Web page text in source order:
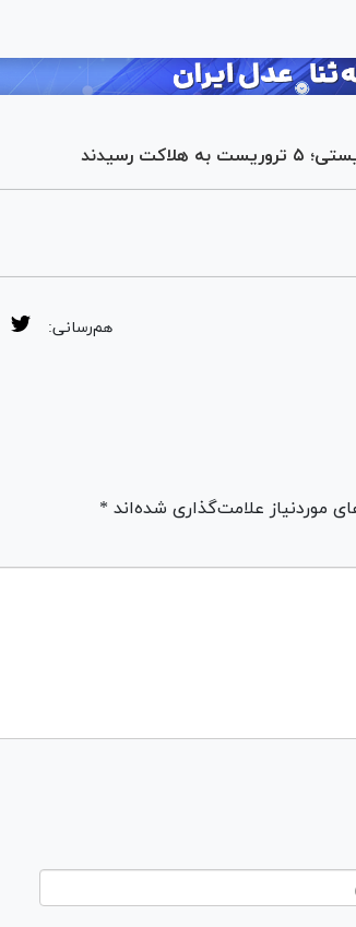
رسیدند
هم‌رسانی:
موردنیاز علامت‌گذاری شده‌اند *